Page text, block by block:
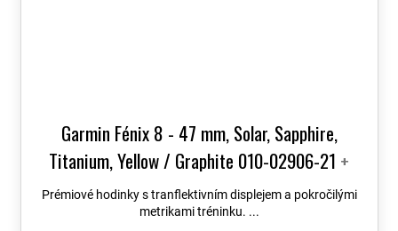
Garmin Fénix 8 - 47 mm, Solar, Sapphire,
Titanium, Yellow / Graphite 010-02906-21 +
možnost výměny do 90 dní + Topo Czech PRO
Voucher
Prémiové hodinky s tranflektivním displejem a pokročilými
metrikami tréninku. ...